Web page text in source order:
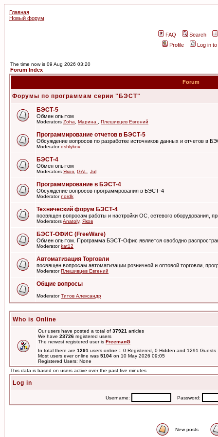
Главная
Новый форум
FAQ
Search
Profile
Log in
The time now is 09 Aug 2026 03:20
Forum Index
Forum
Форумы по программам серии "БЭСТ"
БЭСТ-5
Обмен опытом
Moderators Zoha Марина. Плешивцев Евгений
Программирование отчетов в БЭСТ-5
Обсуждение вопросов по разработке источников данных и отчетов в
Moderatordshlykov
БЭСТ-4
Обмен опытом
Moderators Яков GAL Jul
Программирование в БЭСТ-4
Обсуждение вопросов программрования в БЭСТ-4
Moderatornordk
Технический форум БЭСТ-4
посвящен вопросам работы и настройки ОС, сетевого оборудования,
ModeratorsAnatoly, Яков
БЭСТ-ОФИС (FreeWare)
Обмен опытом. Программа БЭСТ-Офис является свободно
Moderatorkat12
Автоматизация Торговли
посвящен вопросам автоматизации розничной и оптовой торговли,
ModeratorПлешивцев Евгений
Общие вопросы
ModeratorТитов Александр
Who is Online
Our users have posted a total of 37921 articles
We have 23726 registered users
The newest registered user is FreemanG
In total there are 1291 users online :: 0 Registered, 0 Hidden and 1291
Most users ever online was 5104 on 10 May 2026 09:05
Registered Users: None
This data is based on users active over the past five minutes
Log in
Username: Password:
New posts